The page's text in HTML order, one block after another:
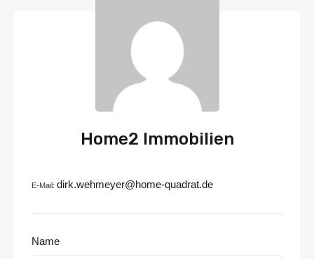
Home2 Immobilien
E-Mail: dirk.wehmeyer@home-quadrat.de
Name